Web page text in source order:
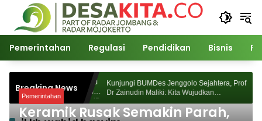
Langsung
konten
Pemerintahan Regulasi Pendidikan Bisnis
Breaking News
Akademik
Kunjungi BUMDes Jenggolo Sejahtera, Prof
Dr Zainudin Maliki: Kita Wujudkan
Kemandirian Ekonomi dengan Potensi Desa
Pemerintahan
Keramik Rusak Semakin Parah,